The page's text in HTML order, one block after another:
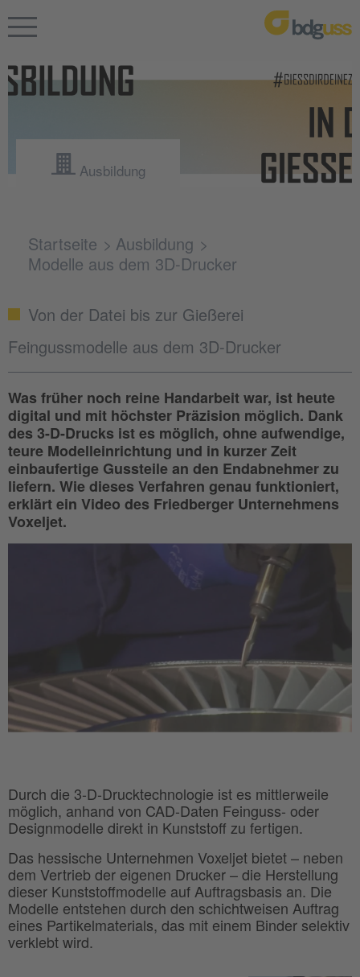
Ausbildung
Startseite
Ausbildung
Modelle aus dem 3D-Drucker
Von der Datei bis zur Gießerei
Feingussmodelle aus dem 3D-Drucker
Was früher noch reine Handarbeit war, ist heute
digital und mit höchster Präzision möglich. Dank
des 3-D-Drucks ist es möglich, ohne aufwendige,
teure Modelleinrichtung und in kurzer Zeit
einbaufertige Gussteile an den Endabnehmer zu
liefern. Wie dieses Verfahren genau funktioniert,
erklärt ein Video des Friedberger Unternehmens
Voxeljet.
Durch die 3-D-Drucktechnologie ist es mittlerweile
möglich, anhand von CAD-Daten Feinguss- oder
Designmodelle direkt in Kunststoff zu fertigen.
Das hessische Unternehmen Voxeljet bietet – neben
dem Vertrieb der eigenen Drucker – die Herstellung
dieser Kunststoffmodelle auf Auftragsbasis an. Die
Modelle entstehen durch den schichtweisen Auftrag
eines Partikelmaterials, das mit einem Binder selektiv
verklebt wird.